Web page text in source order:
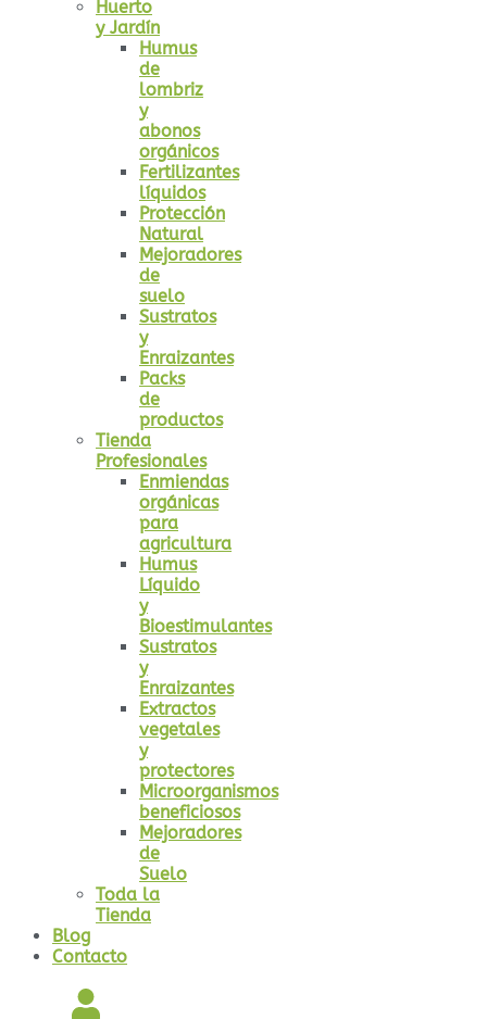
Huerto
y Jardín
Humus
de
lombriz
y
abonos
orgánicos
Fertilizantes
líquidos
Protección
Natural
Mejoradores
de
suelo
Sustratos
y
Enraizantes
Packs
de
productos
Tienda
Profesionales
Enmiendas
orgánicas
para
agricultura
Humus
Líquido
y
Bioestimulantes
Sustratos
y
Enraizantes
Extractos
vegetales
y
protectores
Microorganismos
beneficiosos
Mejoradores
de
Suelo
Toda la
Tienda
Blog
Contacto